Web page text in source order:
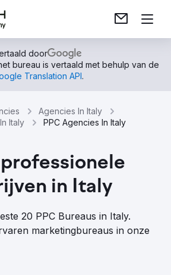
door
bureau is vertaald met behulp van de
Translation API.
Agencies In Italy
Italy
PPC Agencies In Italy
in Italy
20 PPC Bureaus in Italy.
marketingbureaus in onze